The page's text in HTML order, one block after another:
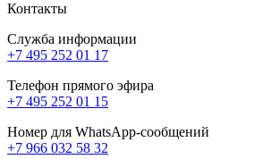
Контакты
Служба информации
+7 495 252 01 17
Телефон прямого эфира
+7 495 252 01 15
Номер для WhatsApp-сообщений
+7 966 032 58 32